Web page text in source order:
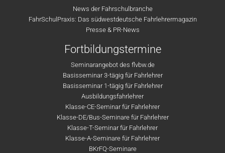
News der Fahrschulbranche
FahrSchulPraxis: Das südwestdeutsche Fahrlehrermagazin
Presse & PR-News
Fortbildungstermine
Seminarangebot des flvbw.de
Basisseminar 3-tägig für Fahrlehrer
Basisseminar 1-tägig für Fahrlehrer
Ausbildungsfahrlehrer
Klasse-CE-Seminar für Fahrlehrer
Klasse-DE/Bus-Seminare für Fahrlehrer
Klasse-T-Seminar für Fahrlehrer
Klasse-A-Seminare für Fahrlehrer
BKrFQ-Seminare